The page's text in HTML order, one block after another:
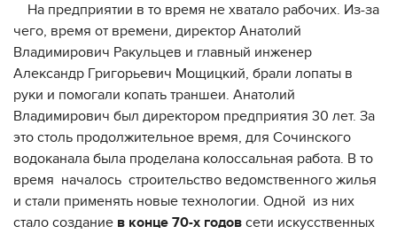
На предприятии в то время не хватало рабочих. Из-за
чего, время от времени, директор Анатолий
Владимирович Ракульцев и главный инженер
Александр Григорьевич Мощицкий, брали лопаты в
руки и помогали копать траншеи. Анатолий
Владимирович был директором предприятия 30 лет. За
это столь продолжительное время, для Сочинского
водоканала была проделана колоссальная работа. В то
время началось строительство ведомственного жилья
и стали применять новые технологии. Одной из них
стало создание в конце 70-х годов сети искусственных